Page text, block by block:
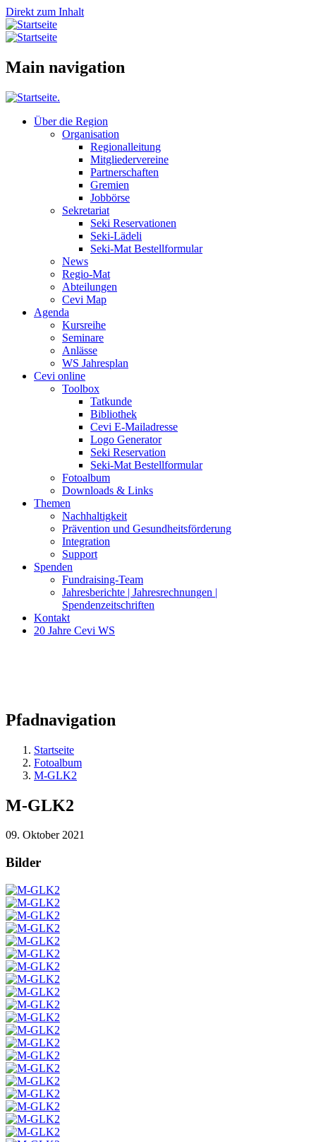
Direkt zum Inhalt
Main navigation
Über die Region
Organisation
Regionalleitung
Mitgliedervereine
Partnerschaften
Gremien
Jobbörse
Sekretariat
Seki Reservationen
Seki-Lädeli
Seki-Mat Bestellformular
News
Regio-Mat
Abteilungen
Cevi Map
Agenda
Kursreihe
Seminare
Anlässe
WS Jahresplan
Cevi online
Toolbox
Tatkunde
Bibliothek
Cevi E-Mailadresse
Logo Generator
Seki Reservation
Seki-Mat Bestellformular
Fotoalbum
Downloads & Links
Themen
Nachhaltigkeit
Prävention und Gesundheitsförderung
Integration
Support
Spenden
Fundraising-Team
Jahresberichte | Jahresrechnungen |
Spendenzeitschriften
Kontakt
20 Jahre Cevi WS
Pfadnavigation
Startseite
Fotoalbum
M-GLK2
M-GLK2
09. Oktober 2021
Bilder